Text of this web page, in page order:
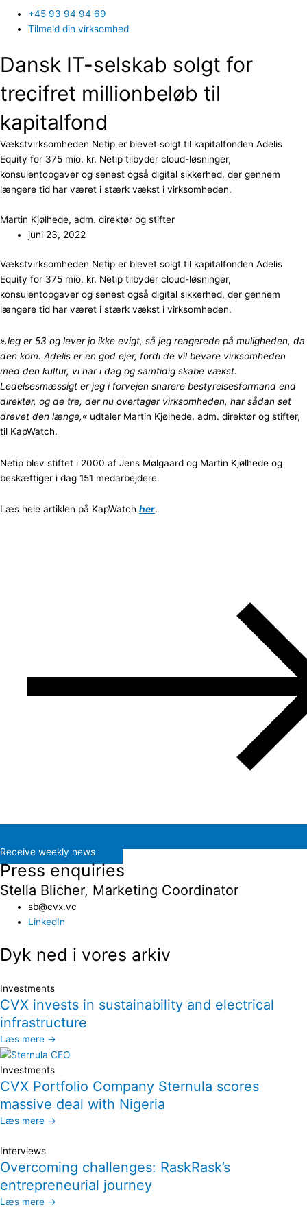
+45 93 94 94 69
Tilmeld din virksomhed
Dansk IT-selskab solgt for
trecifret millionbeløb til
kapitalfond
Vækstvirksomheden Netip er blevet solgt til kapitalfonden Adelis
Equity for 375 mio. kr. Netip tilbyder cloud-løsninger,
konsulentopgaver og senest også digital sikkerhed, der gennem
længere tid har været i stærk vækst i virksomheden.
Martin Kjølhede, adm. direktør og stifter
juni 23, 2022
Vækstvirksomheden Netip er blevet solgt til kapitalfonden Adelis
Equity for 375 mio. kr. Netip tilbyder cloud-løsninger,
konsulentopgaver og senest også digital sikkerhed, der gennem
længere tid har været i stærk vækst i virksomheden.
»Jeg er 53 og lever jo ikke evigt, så jeg reagerede på muligheden, da
den kom. Adelis er en god ejer, fordi de vil bevare virksomheden
med den kultur, vi har i dag og samtidig skabe vækst.
Ledelsesmæssigt er jeg i forvejen snarere bestyrelsesformand end
direktør, og de tre, der nu overtager virksomheden, har sådan set
drevet den længe,« udtaler Martin Kjølhede, adm. direktør og stifter,
til KapWatch.
Netip blev stiftet i 2000 af Jens Mølgaard og Martin Kjølhede og
beskæftiger i dag 151 medarbejdere.
Læs hele artiklen på KapWatch her.
Receive weekly news
Press enquiries
Stella Blicher, Marketing Coordinator
sb@cvx.vc​
LinkedIn
Dyk ned i vores arkiv
Investments
CVX invests in sustainability and electrical
infrastructure
Læs mere →
Investments
CVX Portfolio Company Sternula scores
massive deal with Nigeria
Læs mere →
Interviews
Overcoming challenges: RaskRask’s
entrepreneurial journey
Læs mere →